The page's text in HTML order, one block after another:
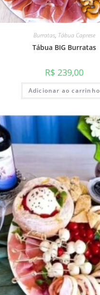
Burratas, Tábua Caprese
Tábua BIG Burratas
R$ 239,00
Adicionar ao carrinho